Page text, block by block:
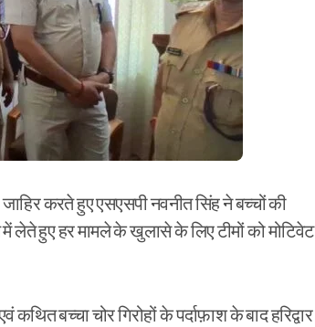
करते हुए एसएसपी नवनीत सिंह ने बच्चों की
लेते हुए हर मामले के खुलासे के लिए टीमों को मोटिवेट
बच्चा चोर गिरोहों के पर्दाफ़ाश के बाद हरिद्वार